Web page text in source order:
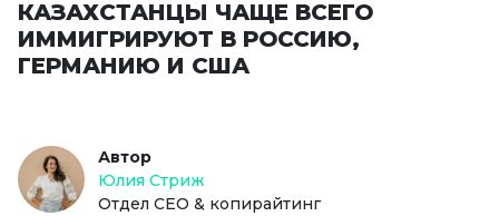
КАЗАХСТАНЦЫ ЧАЩЕ ВСЕГО
ИММИГРИРУЮТ В РОССИЮ,
ГЕРМАНИЮ И США
Автор
Юлия Стриж
Отдел СЕО & копирайтинг